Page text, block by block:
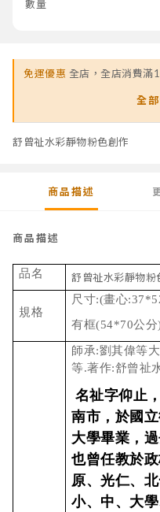
數量
免運優惠 全店，全店消費滿
全
舒曾祉水彩靜物粉色創作
商品描述
商品描述
品名 舒曾祉水彩靜物粉
規格
尺寸:(畫心
有框(54*70公分
師承:劉其偉等
等.著作:舒曾祉
名祉字仰止，
南市，於國
大學畢業，
也曾任教於
原、光仁、
小、中、大